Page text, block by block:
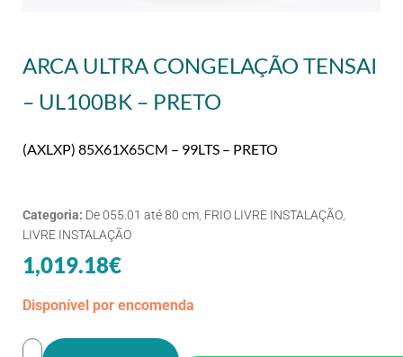
ARCA ULTRA CONGELAÇÃO TENSAI
– UL100BK – PRETO
(AXLXP) 85X61X65CM – 99LTS – PRETO
Categoria: De 055.01 até 80 cm FRIO LIVRE INSTALAÇÃO
LIVRE INSTALAÇÃO
1,019.18€
Disponível por encomenda